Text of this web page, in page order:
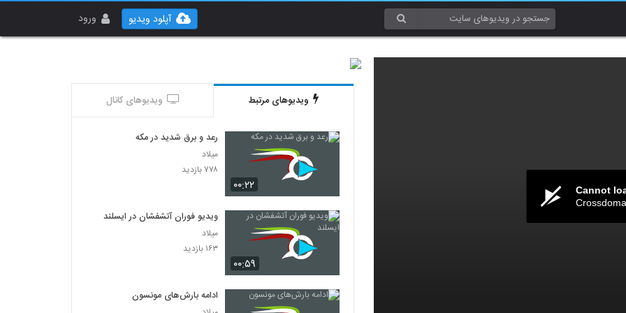
ورود آپلود ویدیو
Cannot
ویدیوهای مرتبط ویدیوهای کانال
۰۰:۲۲
رعد و برق شدید در مکه
میلاد
۷۷۸ بازدید
۰۰:۵۹
ویدیو فوران آتشفشان در ایسلند
میلاد
۱۶۳ بازدید
ادامه بارش‌های مونسون